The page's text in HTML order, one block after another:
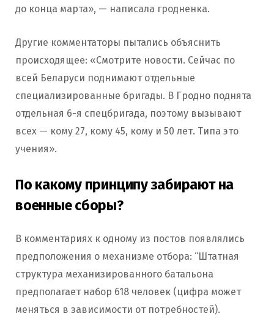
до конца марта», — написала гродненка.
Другие комментаторы пытались объяснить
происходящее: «Смотрите новости. Сейчас по
всей Беларуси поднимают отдельные
специализированные бригады. В Гродно поднята
отдельная 6-я спецбригада, поэтому вызывают
всех — кому 27, кому 45, кому и 50 лет. Типа это
учения».
По какому принципу забирают на
военные сборы?
В комментариях к одному из постов появлялись
предположения о механизме отбора: “Штатная
структура механизированного батальона
предполагает набор 618 человек (цифра может
меняться в зависимости от потребностей).